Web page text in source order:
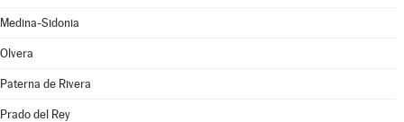
Medina-Sidonia
Olvera
Paterna de Rivera
Prado del Rey